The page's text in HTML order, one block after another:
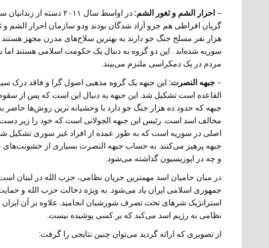
– احرار الشم و ثغور الشم:
در اواسط سال ۲۰۱۱ دسته
هزار نفر مسلح جنگ جو دارند به بهترین سلاح‌های مدرن مجهز
سوریه شده‌اند . این دو گروه به دنبال یک حکومت اسلامی هستند
مردم در یک دمکراسی ملتزم می‌بیند.
– جبهه النصرت:
القاعده است تشکیل شد. این جبهه به دنبال این است که پس از
جبهه که حدود ده هزار جنگ جو دارد با وحشیانه ترین روش‌ها حاضر
مخالف اسد است. رئیس این جبهه الجولانی است که خود را زیر
اصلی‌ در سوریه است که به طور عمده از افراد غیر سوری تشکیل
جبهه پرهیز می‌کنند. به حساب جبهه النصرت بسیاری از
و چه در اپوزیسیون گذاشته می‌شود.
در میان حامیان اسد مهمترین جریان نظامی، حزب الله در لبنان
جمهوری اسلامی ایران یاد می‌شود. به ویژه دخالت حزب الله و
استراتژیک شرهای تحت تصرف شورشیان انجامید. علاوه بر آن
نظامی به رژیم اسد می‌کند که بر کسی‌ پوشیده نیست.
از تصویری که ارائه گردید می‌توان چنین نتایجی را گرفت: